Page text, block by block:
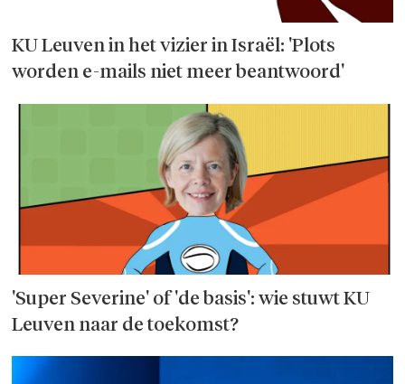
KU Leuven in het vizier in Israël: 'Plots
worden e-mails niet meer beantwoord'
'Super Severine' of 'de basis': wie stuwt KU
Leuven naar de toekomst?